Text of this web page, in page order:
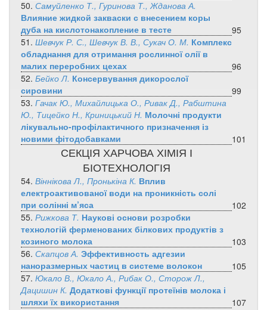
50. Самуйленко Т., Гуринова Т., Жданова А.
Влияние жидкой закваски с внесением коры
дуба на кислотонакопление в тесте
95
51. Шевчук Р. С., Шевчук В. В., Сукач О. М. Комплекс
обладнання для отримання рослинної олії в
малих переробних цехах
96
52. Бейко Л. Консервування дикорослої
сировини
99
53. Гачак Ю., Михайлицька О., Ривак Д., Рабштина
Ю., Тицейко Н., Криницький Н. Молочні продукти
лікувально-профілактичного призначення із
новими фітодобавками
101
СЕКЦІЯ ХАРЧОВА ХІМІЯ І
БІОТЕХНОЛОГІЯ
54. Віннікова Л., Пронькіна К. Вплив
електроактивованої води на проникність солі
при солінні м’яса
102
55. Рижкова Т. Наукові основи розробки
технологій ферменованих білкових продуктів з
козиного молока
103
56. Скапцов А. Эффективность адгезии
наноразмерных частиц в системе волокон
105
57. Юкало В., Юкало А., Рибак О., Сторож Л.,
Дацишин К. Додаткові функції протеїнів молока і
шляхи їх використання
107